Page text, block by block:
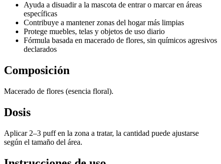
Ayuda a disuadir a la mascota de entrar o marcar en áreas
específicas
Contribuye a mantener zonas del hogar más limpias
Protege muebles, telas y objetos de uso diario
Fórmula basada en macerado de flores, sin químicos agresivos
declarados
Composición
Macerado de flores (esencia floral).
Dosis
Aplicar 2–3 puff en la zona a tratar, la cantidad puede ajustarse
según el tamaño del área.